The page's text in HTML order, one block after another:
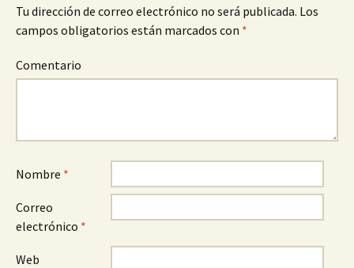
entrada
Tu dirección de correo electrónico no será publicada. Los
campos obligatorios están marcados con *
Comentario
Nombre *
Correo
electrónico *
Web